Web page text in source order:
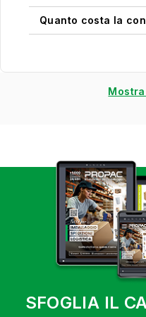
Quanto costa la
Mostra
SFOGLIA IL